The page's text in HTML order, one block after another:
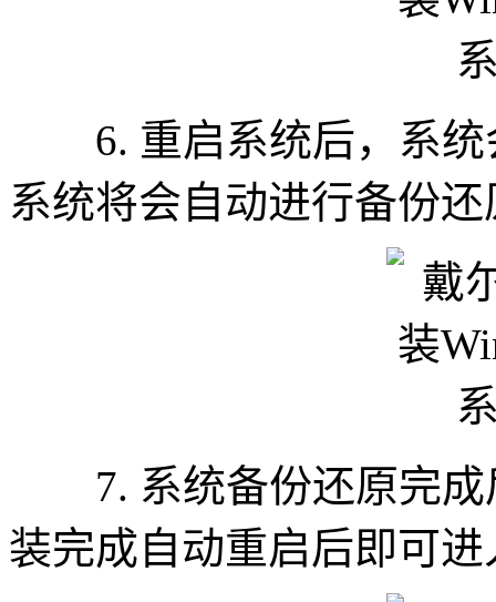
6. 重启系统后，系统
系统将会自动进行备份
7. 系统备份还原完成
装完成自动重启后即可